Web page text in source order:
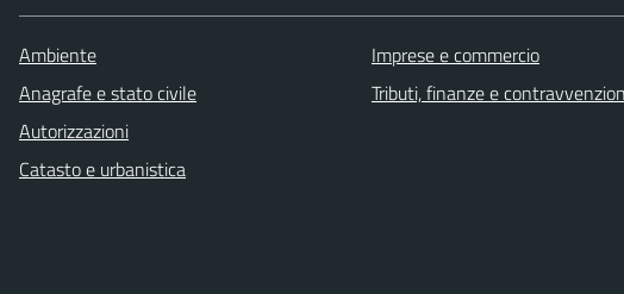
Ambiente
Anagrafe e stato civile
Autorizzazioni
Catasto e urbanistica
Imprese e commercio
Tributi, finanze e